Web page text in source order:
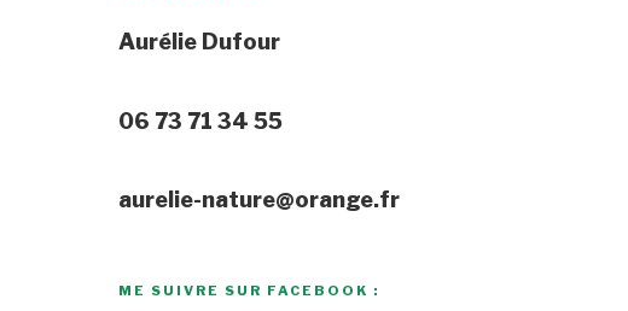
Aurélie Dufour
06 73 71 34 55
aurelie-nature@orange.fr
ME SUIVRE SUR FACEBOOK :